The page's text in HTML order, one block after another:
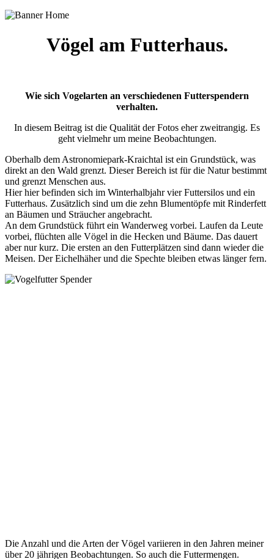
Vögel am Futterhaus.
Wie sich Vogelarten an verschiedenen Futterspendern
verhalten.
In diesem Beitrag ist die Qualität der Fotos eher zweitrangig. Es
geht vielmehr um meine Beobachtungen.
Oberhalb dem Astronomiepark-Kraichtal ist ein Grundstück, was
direkt an den Wald grenzt. Dieser Bereich ist für die Natur bestimmt
und grenzt Menschen aus.
Hier hier befinden sich im Winterhalbjahr vier Futtersilos und ein
Futterhaus. Zusätzlich sind um die zehn Blumentöpfe mit Rinderfett
an Bäumen und Sträucher angebracht.
An dem Grundstück führt ein Wanderweg vorbei. Laufen da Leute
vorbei, flüchten alle Vögel in die Hecken und Bäume. Das dauert
aber nur kurz. Die ersten an den Futterplätzen sind dann wieder die
Meisen. Der Eichelhäher und die Spechte bleiben etwas länger fern.
Die Anzahl und die Arten der Vögel variieren in den Jahren meiner
über 20 jährigen Beobachtungen. So auch die Futtermengen.